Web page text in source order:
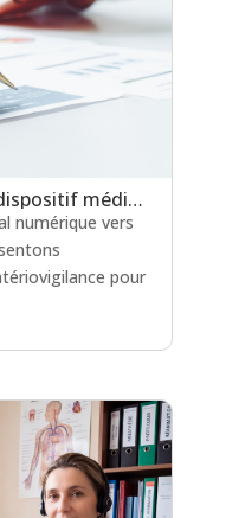
Matériovigilance logiciel dispositif médical : un levier clé pour la certification en soins critiques
numérique vers
pour